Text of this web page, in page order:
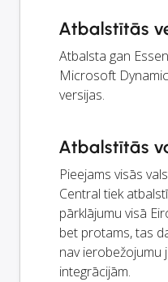
Atbalstītās
Atbalsta gan
Microsoft
versijas.
Atbalstītās
Pieejams visās
Central tiek
pārklājumu visā
bet protams, tas
nav ierobežojumu
integrācijām.